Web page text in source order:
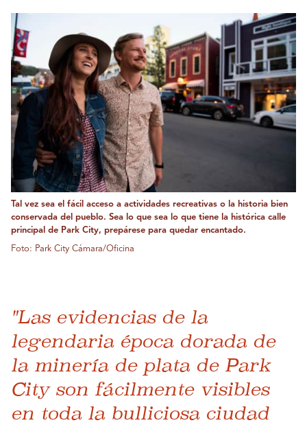
Tal vez sea el fácil acceso a actividades recreativas o la historia bien
conservada del pueblo. Sea lo que sea lo que tiene la histórica calle
principal de Park City, prepárese para quedar encantado.
Foto: Park City Cámara/Oficina
"Las evidencias de la
legendaria época dorada de
la minería de plata de Park
City son fácilmente visibles
en toda la bulliciosa ciudad